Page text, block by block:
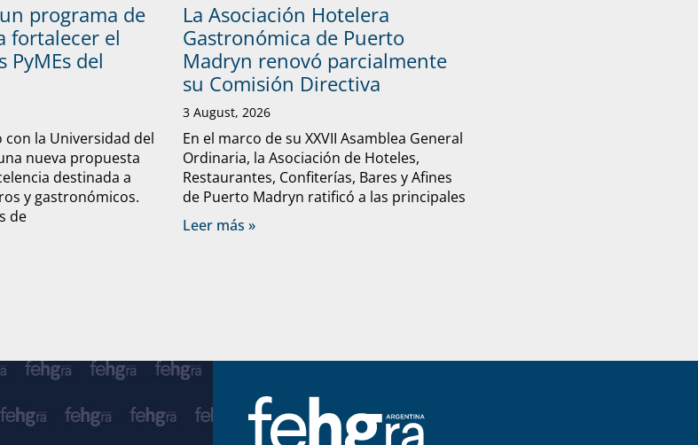
programa de
fortalecer el
PyMEs del
con la Universidad del
nueva propuesta
destinada a
y gastronómicos.
de
La Asociación Hotelera
Gastronómica de Puerto
Madryn renovó parcialmente
su Comisión Directiva
3 August, 2026
En el marco de su XXVII Asamblea General
Ordinaria, la Asociación de Hoteles,
Restaurantes, Confiterías, Bares y Afines
de Puerto Madryn ratificó a las principales
Leer más »